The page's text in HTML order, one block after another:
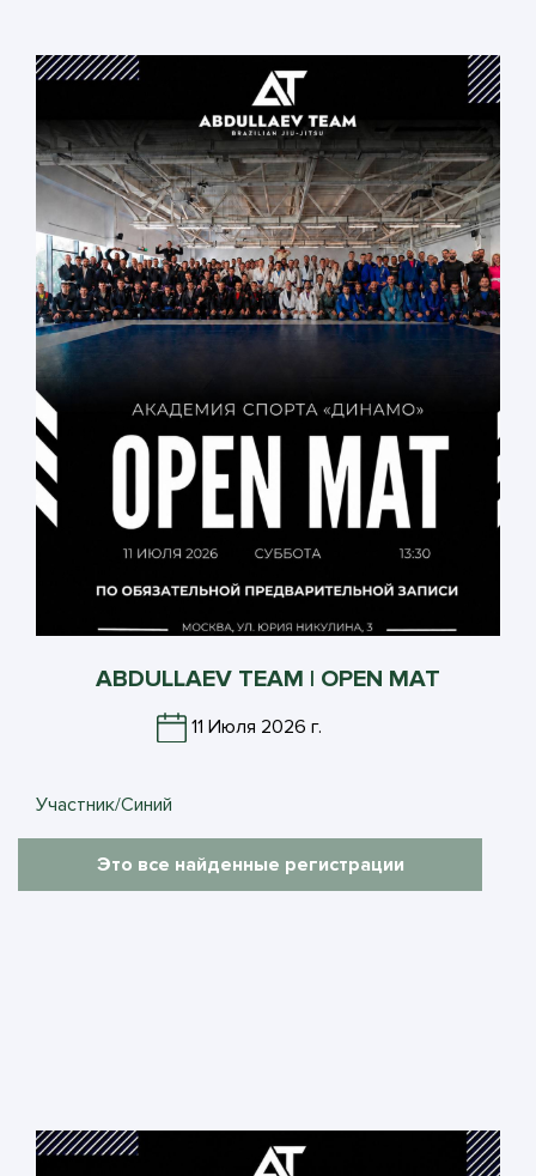
ABDULLAEV TEAM | OPEN MAT
11 Июля 2026 г.
Участник/Синий
Это все найденные регистрации